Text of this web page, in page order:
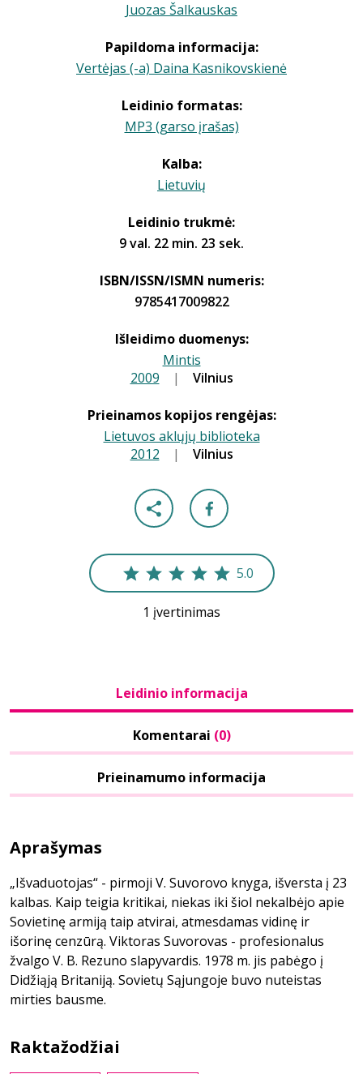
Juozas Šalkauskas
Papildoma informacija:
Vertėjas (-a) Daina Kasnikovskienė
Leidinio formatas:
MP3 (garso įrašas)
Kalba:
Lietuvių
Leidinio trukmė:
9 val. 22 min. 23 sek.
ISBN/ISSN/ISMN numeris:
9785417009822
Išleidimo duomenys:
Mintis
2009 | Vilnius
Prieinamos kopijos rengėjas:
Lietuvos aklųjų biblioteka
2012 | Vilnius
5.0
1 įvertinimas
Leidinio informacija
Komentarai (0)
Prieinamumo informacija
Aprašymas
„Išvaduotojas“ - pirmoji V. Suvorovo knyga, išversta į 23
kalbas. Kaip teigia kritikai, niekas iki šiol nekalbėjo apie
Sovietinę armiją taip atvirai, atmesdamas vidinę ir
išorinę cenzūrą. Viktoras Suvorovas - profesionalus
žvalgo V. B. Rezuno slapyvardis. 1978 m. jis pabėgo į
Didžiąją Britaniją. Sovietų Sąjungoje buvo nuteistas
mirties bausme.
Raktažodžiai